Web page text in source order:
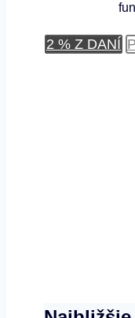
2 % Z DANÍ